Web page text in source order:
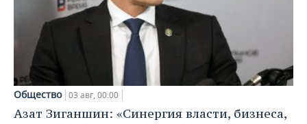
Общество 03 авг, 00:00
Азат Зиганшин: «Синергия власти, бизнеса,